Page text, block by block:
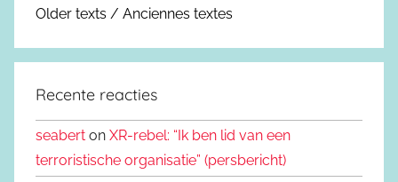
Older texts / Anciennes textes
Recente reacties
seabert on XR-rebel: “Ik ben lid van een
terroristische organisatie” (persbericht)